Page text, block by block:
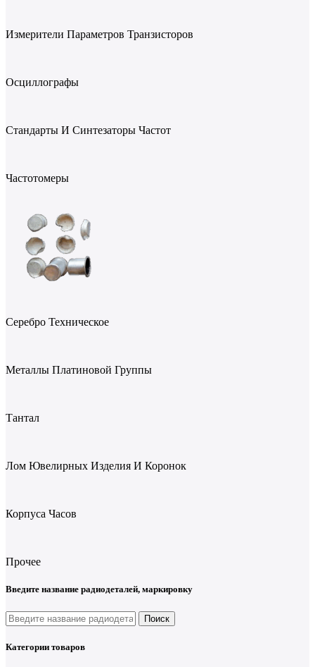
Измерители Параметров Транзисторов
Осциллографы
Стандарты И Синтезаторы Частот
Частотомеры
Серебро Техническое
Металлы Платиновой Группы
Тантал
Лом Ювелирных Изделия И Коронок
Корпуса Часов
Прочее
Введите название радиодеталей, маркировку
Поиск
Категории товаров